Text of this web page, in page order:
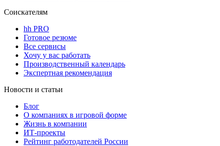
Соискателям
hh PRO
Готовое резюме
Все сервисы
Хочу у вас работать
Производственный календарь
Экспертная рекомендация
Новости и статьи
Блог
О компаниях в игровой форме
Жизнь в компании
ИТ-проекты
Рейтинг работодателей России